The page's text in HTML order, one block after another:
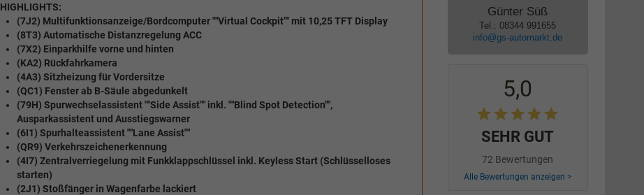
HIGHLIGHTS:
(7J2) Multifunktionsanzeige/Bordcomputer ""Virtual Cockpit"" mit 10,25 TFT Display
(8T3) Automatische Distanzregelung ACC
(7X2) Einparkhilfe vorne und hinten
(KA2) Rückfahrkamera
(4A3) Sitzheizung für Vordersitze
(QC1) Fenster ab B-Säule abgedunkelt
(79H) Spurwechselassistent ""Side Assist"" inkl. ""Blind Spot Detection"",
Ausparkassistent und Ausstiegswarner
(6I1) Spurhalteassistent ""Lane Assist""
(QR9) Verkehrszeichenerkennung
(4I7) Zentralverriegelung mit Funkklappschlüssel inkl. Keyless Start (Schlüsselloses
starten)
(2J1) Stoßfänger in Wagenfarbe lackiert
Günter Süß
Tel.: 08344 991655
info@gs-automarkt.de
5,0
SEHR GUT
72 Bewertungen
Alle Bewertungen anzeigen >